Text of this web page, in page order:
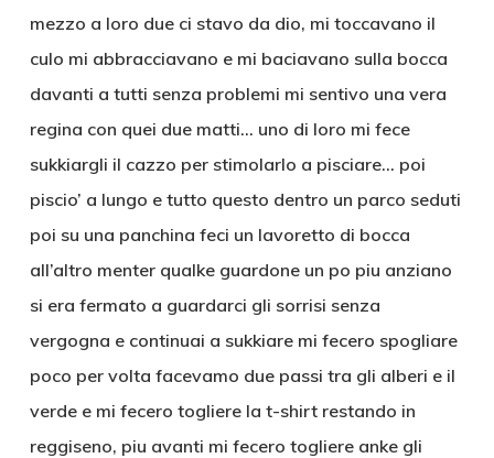
mezzo a loro due ci stavo da dio, mi toccavano il
culo mi abbracciavano e mi baciavano sulla bocca
davanti a tutti senza problemi mi sentivo una vera
regina con quei due matti… uno di loro mi fece
sukkiargli il cazzo per stimolarlo a pisciare… poi
piscio’ a lungo e tutto questo dentro un parco seduti
poi su una panchina feci un lavoretto di bocca
all’altro menter qualke guardone un po piu anziano
si era fermato a guardarci gli sorrisi senza
vergogna e continuai a sukkiare mi fecero spogliare
poco per volta facevamo due passi tra gli alberi e il
verde e mi fecero togliere la t-shirt restando in
reggiseno, piu avanti mi fecero togliere anke gli